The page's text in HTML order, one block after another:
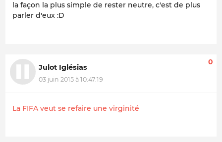
la façon la plus simple de rester neutre, c'est de plus
parler d'eux :D
Julot Iglésias
03 juin 2015 à 10:47:19
0
La FIFA veut se refaire une virginité